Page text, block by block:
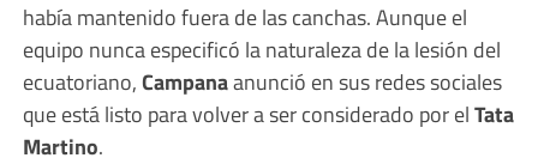
había mantenido fuera de las canchas. Aunque el
equipo nunca especificó la naturaleza de la lesión del
ecuatoriano,Campanaanunció en sus redes sociales
que está listo para volver a ser considerado por elTata
Martino.